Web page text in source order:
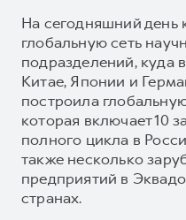
На сегодняшний день
глобальную сеть
подразделений, куда
Китае, Японии и
построила
которая включает 10
полного цикла в
также несколько
предприятий в
странах.